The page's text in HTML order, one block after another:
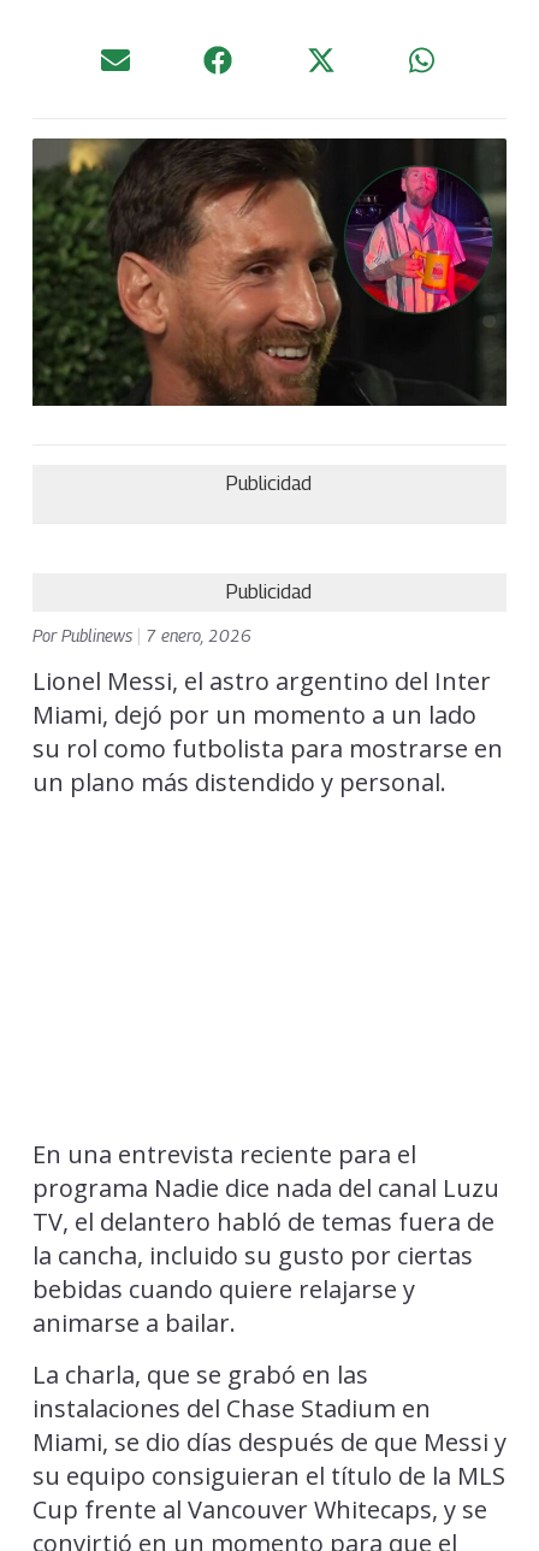
Publicidad
Publicidad
PorPublinews 7 enero, 2026
Lionel Messi, el astro argentino del Inter
Miami, dejó por un momento a un lado
su rol como futbolista para mostrarse en
un plano más distendido y personal.
En una entrevista reciente para el
programa Nadie dice nada del canal Luzu
TV, el delantero habló de temas fuera de
la cancha, incluido su gusto por ciertas
bebidas cuando quiere relajarse y
animarse a bailar.
La charla, que se grabó en las
instalaciones del Chase Stadium en
Miami, se dio días después de que Messi y
su equipo consiguieran el título de la MLS
Cup frente al Vancouver Whitecaps, y se
convirtió en un momento para que el